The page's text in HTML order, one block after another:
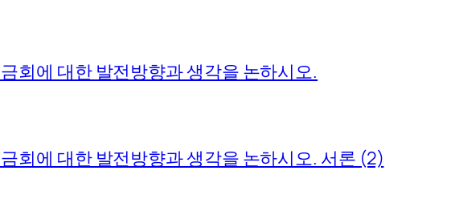
회에 대한 발전방향과 생각을 논하시오.
회에 대한 발전방향과 생각을 논하시오. 서론 (2)